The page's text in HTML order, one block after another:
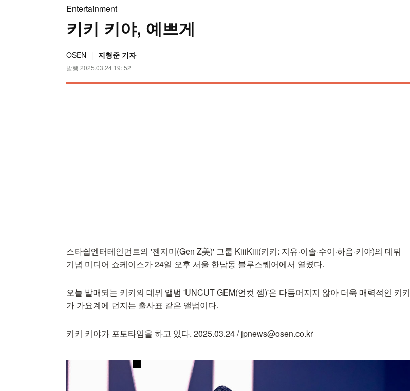
Entertainment
키키 키야, 예쁘게
OSEN 지형준 기자
발행 2025.03.24 19: 52
스타쉽엔터테인먼트의 '젠지미(Gen Z美)' 그룹 KiiiKiii(키키: 지유·이솔·수이·하음·키야)의 데뷔
기념 미디어 쇼케이스가 24일 오후 서울 한남동 블루스퀘어에서 열렸다.
오늘 발매되는 키키의 데뷔 앨범 'UNCUT GEM(언컷 젬)'은 다듬어지지 않아 더욱 매력적인 키키
가 가요계에 던지는 출사표 같은 앨범이다.
키키 키야가 포토타임을 하고 있다. 2025.03.24 / jpnews@osen.co.kr